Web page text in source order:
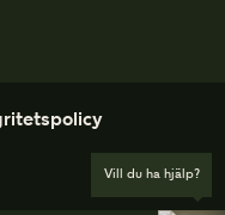
Vill du ha hjälp?